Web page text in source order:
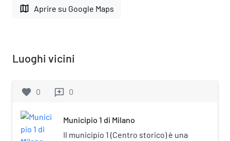
map Aprire su Google Maps
Luoghi vicini
favorite 0 reviews 0
Municipio 1 di Milano
Il municipio 1 (Centro storico) è una